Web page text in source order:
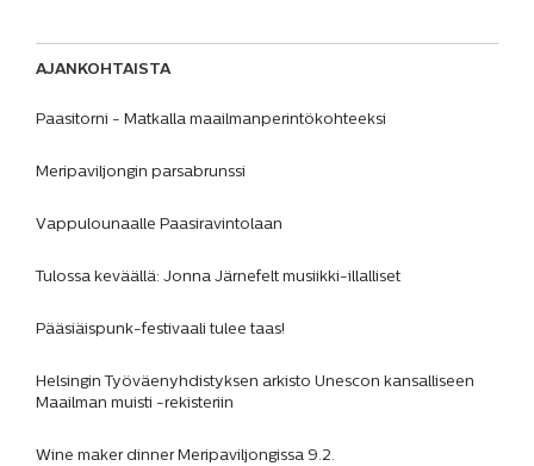
AJANKOHTAISTA
Paasitorni - Matkalla maailmanperintökohteeksi
Meripaviljongin parsabrunssi
Vappulounaalle Paasiravintolaan
Tulossa keväällä: Jonna Järnefelt musiikki-illalliset
Pääsiäispunk-festivaali tulee taas!
Helsingin Työväenyhdistyksen arkisto Unescon kansalliseen
Maailman muisti -rekisteriin
Wine maker dinner Meripaviljongissa 9.2.